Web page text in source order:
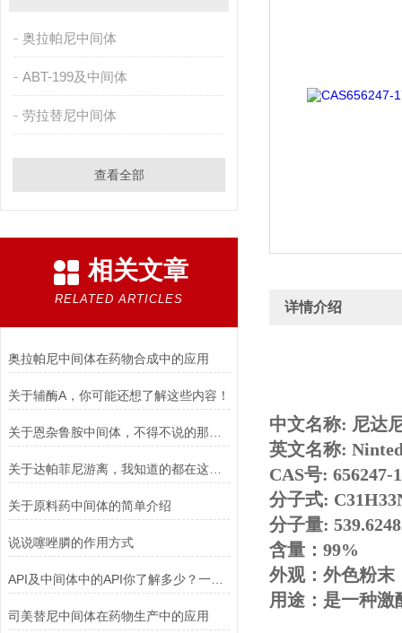
奥拉帕尼中间体
ABT-199及中间体
劳拉替尼中间体
查看全部
相关文章
RELATED ARTICLES
奥拉帕尼中间体在药物合成中的应用
关于辅酶A，你可能还想了解这些内容！
关于达帕菲尼游离，我知道的都在这儿了！
关于原料药中间体的简单介绍
说说噻唑膦的作用方式
API及中间体中的API你了解多少？一起来看看吧！
司美替尼中间体在药物生产中的应用
详情介绍
中文名称: 尼达
英文名称:
CAS号: 656247-
分子式:
分子量:
含量：99%
外观：外色粉末
用途：是一种